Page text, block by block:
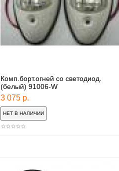
Комп.борт.огней со светодиод.
(белый) 91006-W
3 075 р.